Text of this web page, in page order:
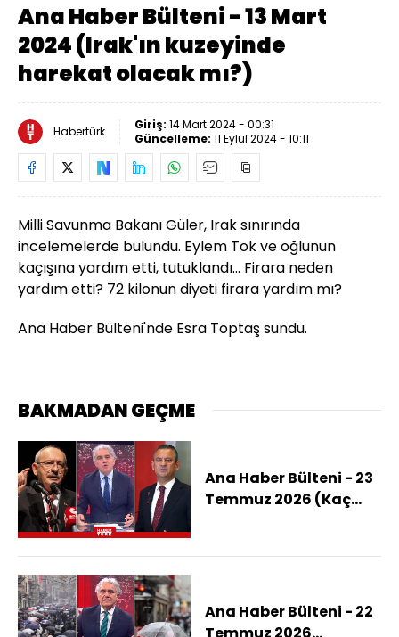
Ana Haber Bülteni - 13 Mart
2024 (Irak'ın kuzeyinde
harekat olacak mı?)
Habertürk Giriş: 14 Mart 2024 - 00:31
Güncelleme: 11 Eylül 2024 - 10:11
Milli Savunma Bakanı Güler, Irak sınırında
incelemelerde bulundu. Eylem Tok ve oğlunun
kaçışına yardım etti, tutuklandı... Firara neden
yardım etti? 72 kilonun diyeti firara yardım mı?
Ana Haber Bülteni'nde Esra Toptaş sundu.
BAKMADAN GEÇME
Ana Haber Bülteni - 23
Temmuz 2026 (Kaç
Ana Haber Bülteni - 22